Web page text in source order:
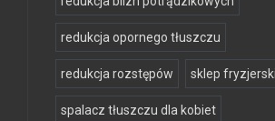
redukcja opornego tłuszczu
redukcja rozstępów sklep
spalacz tłuszczu dla kobiet